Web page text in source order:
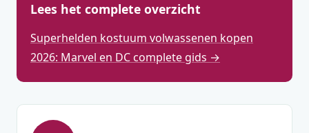
Lees het complete overzicht
Superhelden kostuum volwassenen kopen
2026: Marvel en DC complete gids →